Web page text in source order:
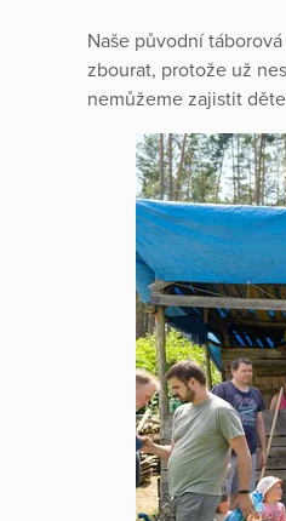
Naše původní
zbourat, protože už
nemůžeme zajistit